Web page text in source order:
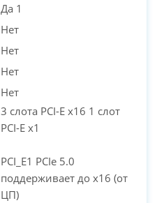
Да 1
Нет
Нет
Нет
Нет
3 слота PCI-E x16 1 слот
PCI-E x1
PCI_E1 PCIe 5.0
поддерживает до x16 (от
ЦП)